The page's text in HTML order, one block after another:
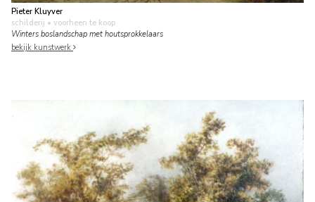
Pieter Kluyver
schilderij • voorheen te koop
Winters boslandschap met houtsprokkelaars
bekijk kunstwerk